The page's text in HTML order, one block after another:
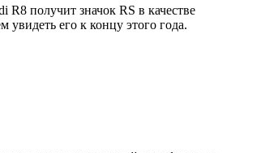
R8 получит значок RS в качестве
его к концу этого года.